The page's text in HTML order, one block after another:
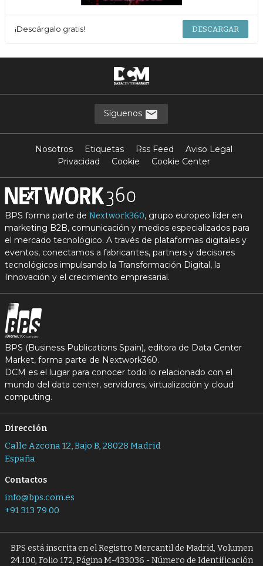
¡Descárgalo gratis! DESCARGAR
Síguenos
Nosotros Etiquetas Rss Feed
Aviso Legal
Privacidad
Cookie Cookie Center
BPS forma parte de Nextwork360, grupo europeo líder en
marketing B2B, comunicación y medios especializados para
el mercado tecnológico. A través de plataformas digitales y
eventos, conectamos a fabricantes, partners y decisores
tecnológicos impulsando la Transformación Digital, la
Innovación y el crecimiento empresarial.
BPS (Business Publications Spain), editora de Data Center
Market, forma parte de Nextwork360.
DCM es el lugar para conocer todo lo relacionado con el
mundo del data center, servidores, virtualización y cloud
computing.
Dirección
Calle Azcona 12, Bajo B, 28028 Madrid
España
Contactos
info@bps.com.es
+91 313 79 00
BPS está inscrita en el Registro Mercantil de Madrid, Volumen
24.100, Folio 172, Página M-433036 - Número de Identificación